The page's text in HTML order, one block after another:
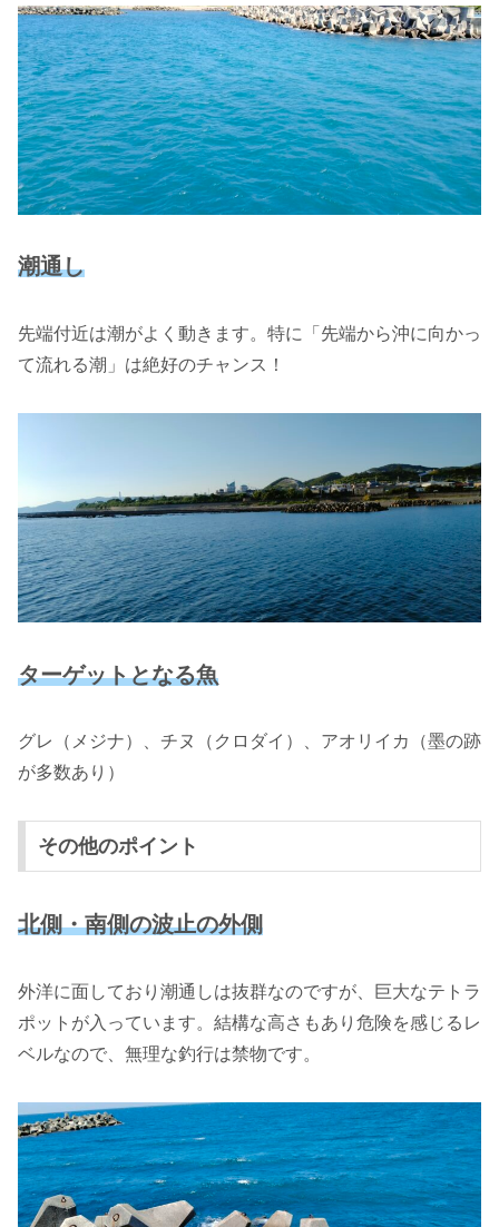
潮通し
先端付近は潮がよく動きます。特に「先端から沖に向かっ
て流れる潮」は絶好のチャンス！
ターゲットとなる魚
グレ（メジナ）、チヌ（クロダイ）、アオリイカ（墨の跡
が多数あり）
その他のポイント
北側・南側の波止の外側
外洋に面しており潮通しは抜群なのですが、巨大なテトラ
ポットが入っています。結構な高さもあり危険を感じるレ
ベルなので、無理な釣行は禁物です。